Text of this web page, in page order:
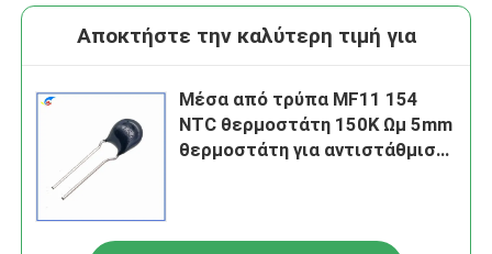
Αποκτήστε την καλύτερη τιμή για
Μέσα από τρύπα MF11 154
NTC θερμοστάτη 150K Ωμ 5mm
θερμοστάτη για αντιστάθμιση